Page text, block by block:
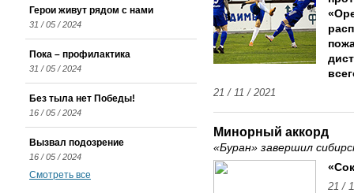
21 / 11 / 2021
Минорный аккорд
«Буран» завершил
21 /
Герои живут рядом с нами
31 / 05 / 2024
Пока – профилактика
31 / 05 / 2024
Без тыла нет Победы!
16 / 05 / 2024
Вызвал подозрение
16 / 05 / 2024
Смотреть все